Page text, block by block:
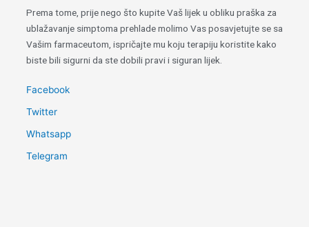
Prema tome, prije nego što kupite Vaš lijek u obliku praška za
ublažavanje simptoma prehlade molimo Vas posavjetujte se sa
Vašim farmaceutom, ispričajte mu koju terapiju koristite kako
biste bili sigurni da ste dobili pravi i siguran lijek.
Facebook
Twitter
Whatsapp
Telegram